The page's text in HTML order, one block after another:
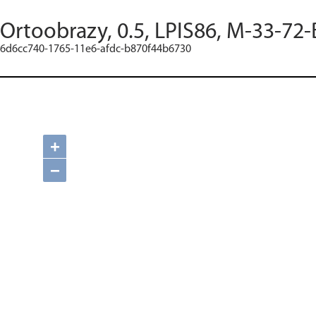
Ortoobrazy, 0.5, LPIS86, M-33-
6d6cc740-1765-11e6-afdc-b870f44b6730
+
−